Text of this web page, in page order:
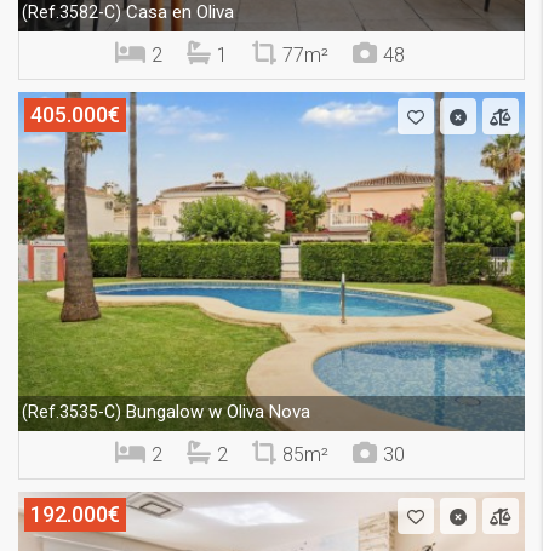
(Ref.3582-C)Casa en Oliva
2 1 77m² 48
405.000€
(Ref.3535-C) Bungalow w Oliva Nova
2 2 85m² 30
192.000€